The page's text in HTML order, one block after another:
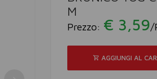
M
Prezzo: € 3,59/
AGGIUNGI AL